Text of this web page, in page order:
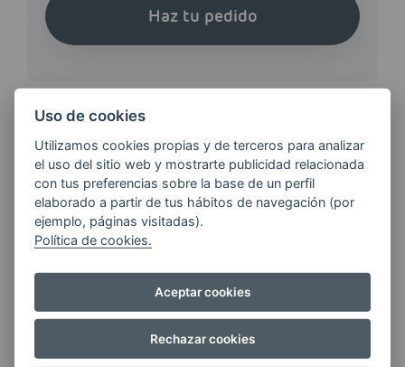
Haz tu pedido
¿QUIERES ESTAR AL DÍA DE
LAS
ÚLTIMAS NOVEDADES?
Quiero recibir las últimas novedades de AVIA
Uso de cookies
Utilizamos cookies propias y de terceros para analizar
el uso del sitio web y mostrarte publicidad relacionada
con tus preferencias sobre la base de un perfil
elaborado a partir de tus hábitos de navegación (por
ejemplo, páginas visitadas).
Política de cookies.
Aceptar cookies
Rechazar cookies